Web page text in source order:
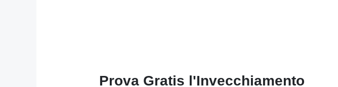
Prova Gratis l'Invecchiamento